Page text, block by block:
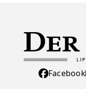
Facebook